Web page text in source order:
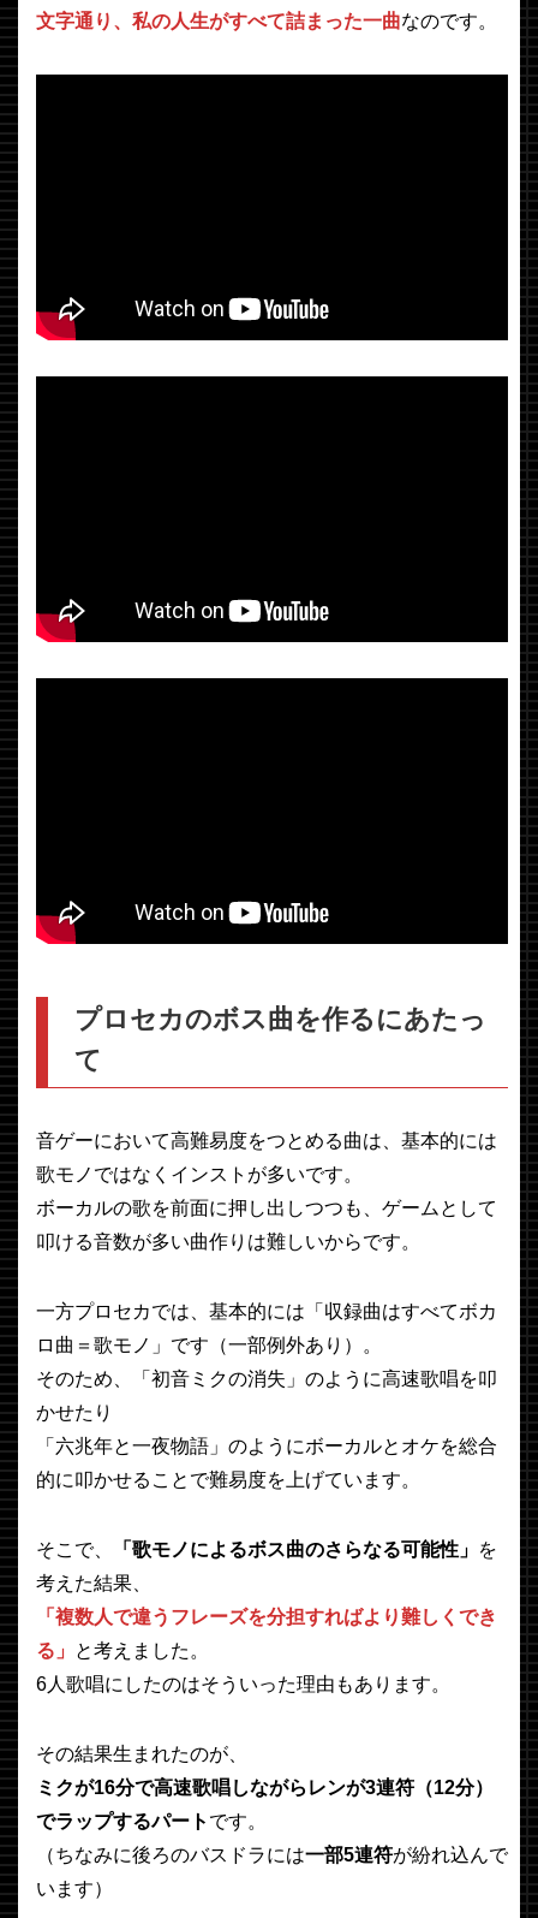
文字通り、私の人生がすべて詰まった一曲なのです。
プロセカのボス曲を作るにあたっ
て
音ゲーにおいて高難易度をつとめる曲は、基本的には
歌モノではなくインストが多いです。
ボーカルの歌を前面に押し出しつつも、ゲームとして
叩ける音数が多い曲作りは難しいからです。
一方プロセカでは、基本的には「収録曲はすべてボカ
ロ曲＝歌モノ」です（一部例外あり）。
そのため、「初音ミクの消失」のように高速歌唱を叩
かせたり
「六兆年と一夜物語」のようにボーカルとオケを総合
的に叩かせることで難易度を上げています。
そこで、 「歌モノによるボス曲のさらなる可能性」 を
考えた結果、
「複数人で違うフレーズを分担すればより難しくでき
る」
と考えました。
6人歌唱にしたのはそういった理由もあります。
その結果生まれたのが、
ミクが16分で高速歌唱しながらレンが3連符（12分）
でラップするパート です。
（ちなみに後ろのバスドラには一部5連符が紛れ込んで
います）